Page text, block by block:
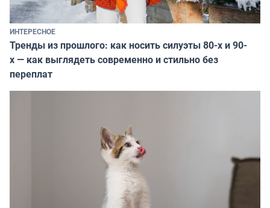
ИНТЕРЕСНОЕ
Тренды из прошлого: как носить силуэты 80-х и 90-
х — как выглядеть современно и стильно без
переплат